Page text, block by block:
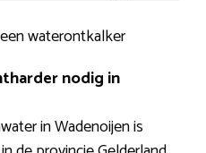
waterontkalker
nodig in
in Wadenoijen is